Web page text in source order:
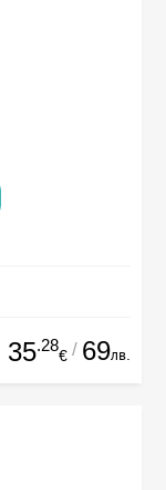
35.28
€ / 69лв.